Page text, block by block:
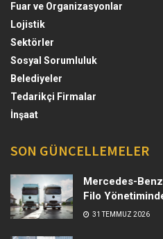
Fuar ve Organizasyonlar
Lojistik
Sektörler
Sosyal Sorumluluk
Belediyeler
Tedarikçi Firmalar
İnşaat
SON GÜNCELLEMELER
Mercedes-
Filo
31 TEMMUZ 2026